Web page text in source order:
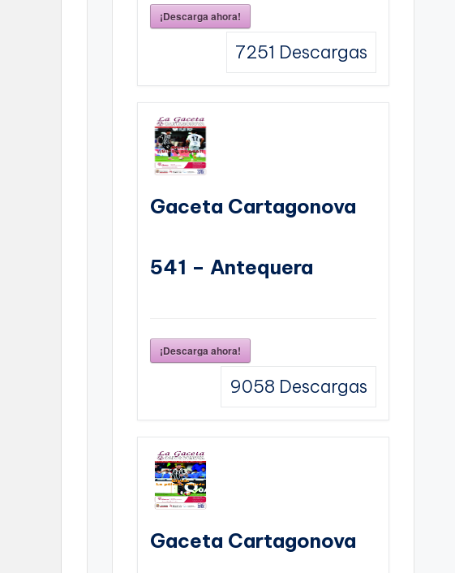
¡Descarga ahora!
7251 Descargas
Gaceta Cartagonova
541 – Antequera
¡Descarga ahora!
9058 Descargas
Gaceta Cartagonova